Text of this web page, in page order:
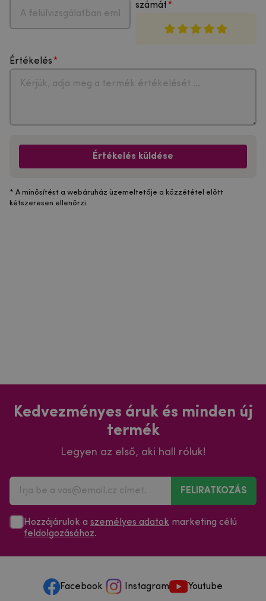
számát
Értékelés
Értékelés küldése
* A minősítést a webáruház üzemeltetője a közzététel előtt
kétszeresen ellenőrzi.
Kedvezményes áruk és minden új
termék
Legyen az első, aki hall róluk!
FELIRATKOZÁS
Hozzájárulok a személyes adatok marketing célú
feldolgozásához.
Facebook Instagram Youtube